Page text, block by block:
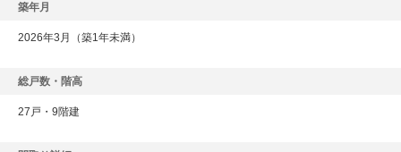
築年月
2026年3月（築1年未満）
総戸数・階高
27戸・9階建